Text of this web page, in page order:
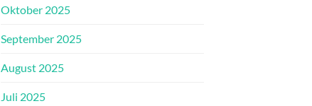
Oktober 2025
September 2025
August 2025
Juli 2025